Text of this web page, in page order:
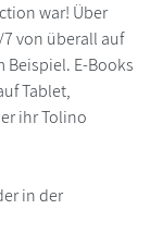
war! Über
von überall auf
E-Books
Tablet,
ihr Tolino
in der